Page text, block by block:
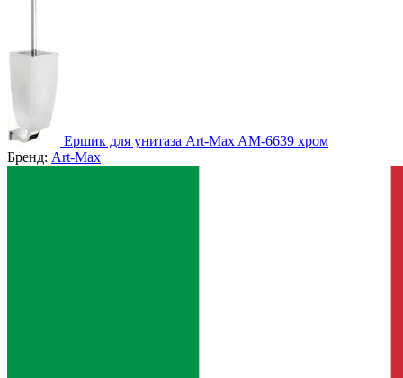
Ершик для унитаза Art-Max AM-6639 хром
Бренд: Art-Max